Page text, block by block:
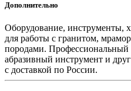
Дополнительно
Оборудование, инструменты,
для работы с гранитом,
породами. Профессиональный
абразивный инструмент и
с доставкой по России.